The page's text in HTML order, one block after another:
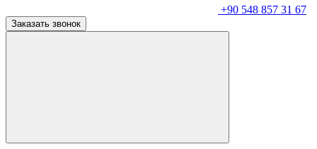
+90 548 857 31 67
Заказать звонок